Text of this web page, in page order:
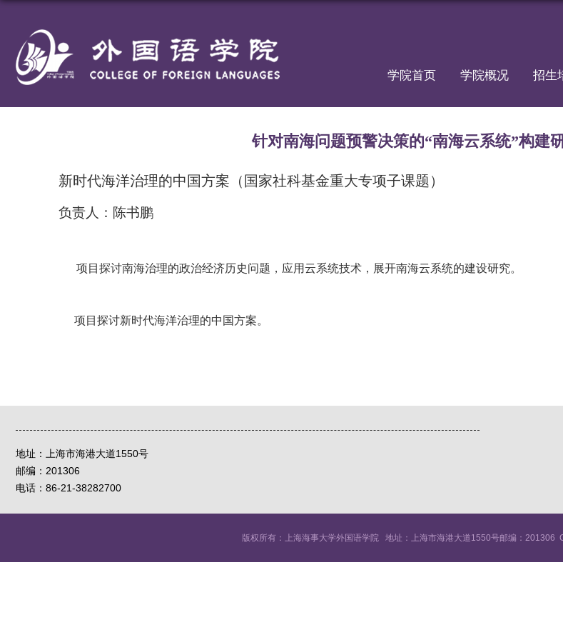
学院首页 学院概况 招生
针对南海问题预警决策的“南海云系统”构建
新时代海洋治理的中国方案（国家社科基金重大专项子课题）
负责人：陈书鹏
项目探讨南海治理的政治经济历史问题，应用云系统技术，展开南海云系统的建设研究。
项目探讨新时代海洋治理的中国方案。
地址：
上海市海港大道1550号
邮编： 201306
电话：86-21-38282700
版权所有：上海海事大学外国语学院 地址：上海市海港大道1550号邮编：201306